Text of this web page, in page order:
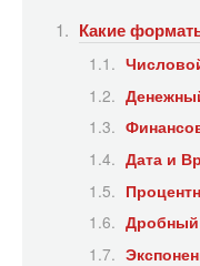
Какие
Дата и
Дробный